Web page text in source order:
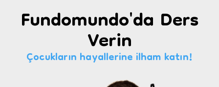
Fundomundo'da Ders
Verin
Çocukların hayallerine ilham katın!